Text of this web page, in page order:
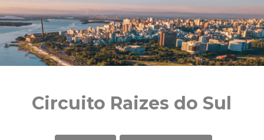
Circuito Raizes do Sul